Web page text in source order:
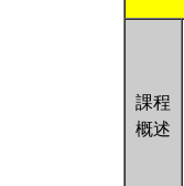
課程
概述